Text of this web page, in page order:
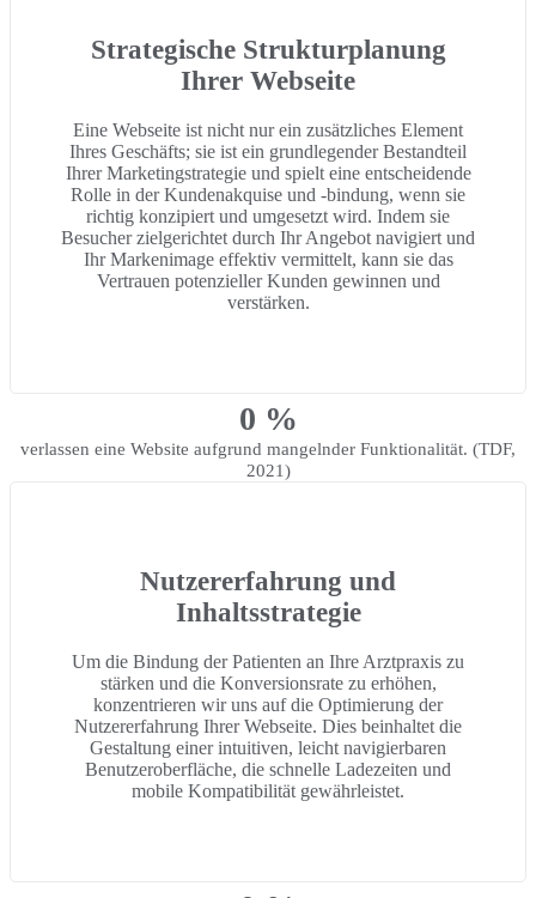
Strategische Strukturplanung
Ihrer Webseite
Eine Webseite ist nicht nur ein zusätzliches Element
Ihres Geschäfts; sie ist ein grundlegender Bestandteil
Ihrer Marketingstrategie und spielt eine entscheidende
Rolle in der Kundenakquise und -bindung, wenn sie
richtig konzipiert und umgesetzt wird. Indem sie
Besucher zielgerichtet durch Ihr Angebot navigiert und
Ihr Markenimage effektiv vermittelt, kann sie das
Vertrauen potenzieller Kunden gewinnen und
verstärken.
0 %
verlassen eine Website aufgrund mangelnder Funktionalität. (TDF,
2021)
Nutzererfahrung und
Inhaltsstrategie
Um die Bindung der Patienten an Ihre Arztpraxis zu
stärken und die Konversionsrate zu erhöhen,
konzentrieren wir uns auf die Optimierung der
Nutzererfahrung Ihrer Webseite. Dies beinhaltet die
Gestaltung einer intuitiven, leicht navigierbaren
Benutzeroberfläche, die schnelle Ladezeiten und
mobile Kompatibilität gewährleistet.